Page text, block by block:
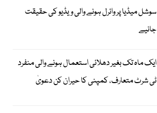
سوشل میڈیا پر وائرل ہونے والی ویڈیو کی حقیقت
جانیے
ایک ماہ تک بغیر دھلائی استعمال ہونے والی منفرد
ٹی شرٹ متعارف، کمپنی کا حیران کن دعویٰ